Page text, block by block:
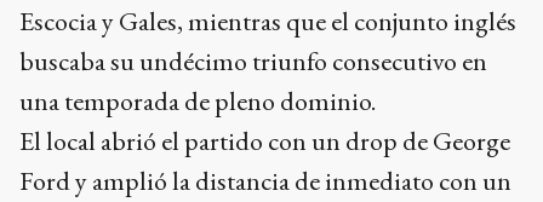
Escocia y Gales, mientras que el conjunto inglés
buscaba su undécimo triunfo consecutivo en
una temporada de pleno dominio.
El local abrió el partido con un drop de George
Ford y amplió la distancia de inmediato con un